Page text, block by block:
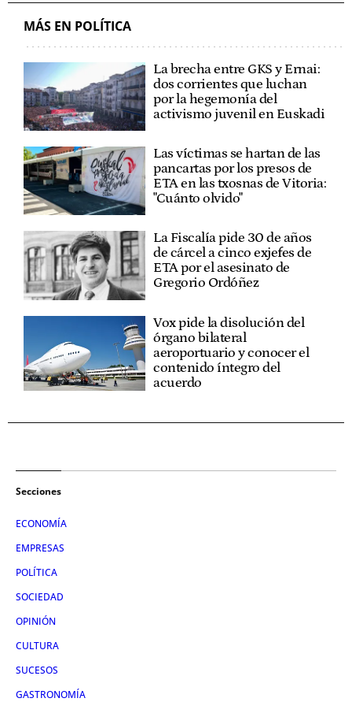
DEPARTAMENTO DE SEGURIDAD
MÁS EN POLÍTICA
La brecha entre GKS y Ernai:
dos corrientes que luchan
por la hegemonía del
activismo juvenil en Euskadi
Las víctimas se hartan de las
pancartas por los presos de
ETA en las txosnas de Vitoria:
"Cuánto olvido"
La Fiscalía pide 30 de años
de cárcel a cinco exjefes de
ETA por el asesinato de
Gregorio Ordóñez
Vox pide la disolución del
órgano bilateral
aeroportuario y conocer el
contenido íntegro del
acuerdo
Secciones
ECONOMÍA
EMPRESAS
POLÍTICA
SOCIEDAD
OPINIÓN
CULTURA
SUCESOS
GASTRONOMÍA